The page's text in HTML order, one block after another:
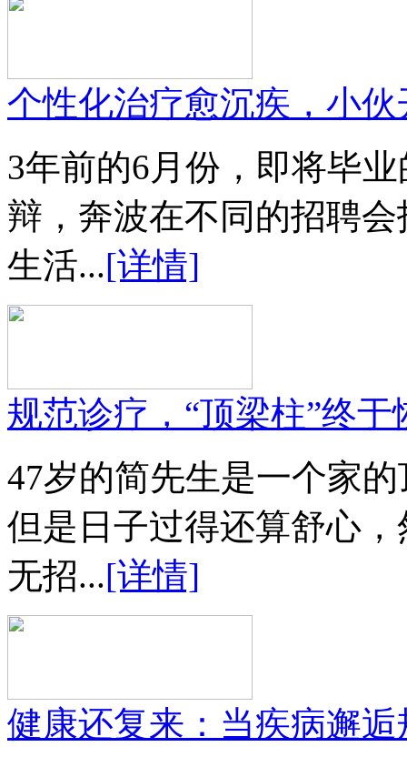
个性化治疗愈沉疾，小
3年前的6月份，即将毕
辩，奔波在不同的招聘
生活...[详情]
规范诊疗，“顶梁柱”终于
47岁的简先生是一个家
但是日子过得还算舒心
无招...[详情]
健康还复来：当疾病邂